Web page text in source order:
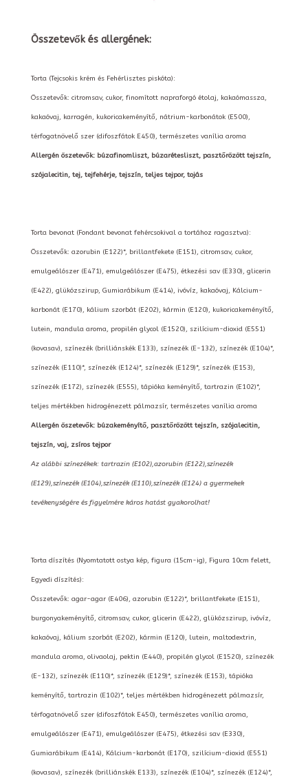
Összetevők és allergének:
Torta (Tejcsokis krém és Fehérlisztes piskóta):
Összetevők: citromsav, cukor, finomított napraforgó étolaj, kakaómassza,
kakaóvaj, karragén, kukoricakeményítő, nátrium-karbonátok (E500),
térfogatnövelő szer (difoszfátok E450), természetes vanília aroma
Allergén öszetevők: búzafinomliszt, búzarétesliszt, pasztőrözött tejszín,
szójalecitin, tej, tejfehérje, tejszín, teljes tejpor, tojás
Torta bevonat (Fondant bevonat fehércsokival a tortához ragasztva):
Összetevők: azorubin (E122)*, brillantfekete (E151), citromsav, cukor,
emulgeálószer (E471), emulgeálószer (E475), étkezési sav (E330), glicerin
(E422), glükózszirup, Gumiarábikum (E414), ivóvíz, kakaóvaj, Kálcium-
karbonát (E170), kálium szorbát (E202), kármin (E120), kukoricakeményítő,
lutein, mandula aroma, propilén glycol (E1520), szilícium-dioxid (E551)
(kovasav), színezék (brilliánskék E133), színezék (E-132), színezék (E104)*,
színezék (E110)*, színezék (E124)*, színezék (E129)*, színezék (E153),
színezék (E172), színezék (E555), tápióka keményítő, tartrazin (E102)*,
teljes mértékben hidrogénezett pálmazsír, természetes vanília aroma
Allergén öszetevők: búzakeményítő, pasztőrözött tejszín, szójalecitin,
tejszín, vaj, zsíros tejpor
Az alábbi színezékek: tartrazin (E102),azorubin (E122),színezék
(E129),színezék (E104),színezék (E110),színezék (E124) a gyermekek
tevékenységére és figyelmére káros hatást gyakorolhat!
Torta díszítés (Nyomtatott ostya kép, figura (15cm-ig), Figura 10cm felett,
Egyedi díszítés):
Összetevők: agar-agar (E406), azorubin (E122)*, brillantfekete (E151),
burgonyakeményítő, citromsav, cukor, glicerin (E422), glükózszirup, ivóvíz,
kakaóvaj, kálium szorbát (E202), kármin (E120), lutein, maltodextrin,
mandula aroma, olivaolaj, pektin (E440), propilén glycol (E1520), színezék
(E-132), színezék (E110)*, színezék (E129)*, színezék (E153), tápióka
keményítő, tartrazin (E102)*, teljes mértékben hidrogénezett pálmazsír,
térfogatnövelő szer (difoszfátok E450), természetes vanília aroma,
emulgeálószer (E471), emulgeálószer (E475), étkezési sav (E330),
Gumiarábikum (E414), Kálcium-karbonát (E170), szilícium-dioxid (E551)
(kovasav), színezék (brilliánskék E133), színezék (E104)*, színezék (E124)*,